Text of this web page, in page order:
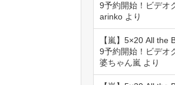
9予約開始！ビデオ
arinko より
【嵐】5×20 All the
9予約開始！ビデオ
婆ちゃん嵐 より